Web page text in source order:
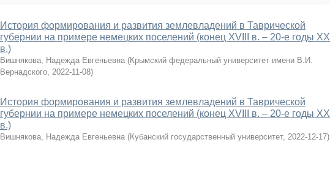
История формирования и развития землевладений в Таврической
губернии на примере немецких поселений (конец XVIII в. – 20-е годы XX
в.)
Вишнякова, Надежда Евгеньевна (Крымский федеральный университет имени В.И.
Вернадского, 2022-11-08)
История формирования и развития землевладений в Таврической
губернии на примере немецких поселений (конец XVIII в. – 20-е годы XX
в.)
Вишнякова, Надежда Евгеньевна (Кубанский государственный университет, 2022-12-17)